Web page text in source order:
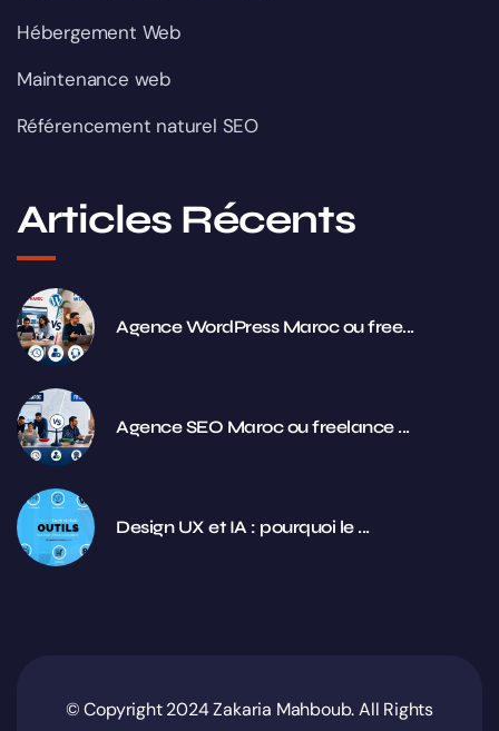
Hébergement Web
Maintenance web
Référencement naturel SEO
Articles Récents
Agence WordPress Maroc ou free...
Agence SEO Maroc ou freelance ...
Design UX et IA : pourquoi le ...
© Copyright 2024 Zakaria Mahboub. All Rights